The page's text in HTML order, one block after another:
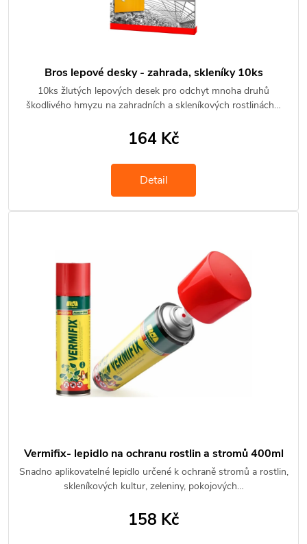
Bros lepové desky - zahrada, skleníky 10ks
10ks žlutých lepových desek pro odchyt mnoha druhů
škodlivého hmyzu na zahradních a skleníkových rostlinách…
164 Kč
Detail
Vermifix- lepidlo na ochranu rostlin a stromů 400ml
Snadno aplikovatelné lepidlo určené k ochraně stromů a rostlin,
skleníkových kultur, zeleniny, pokojových…
158 Kč